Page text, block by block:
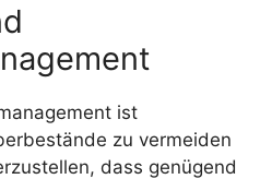
ist
zu vermeiden
dass genügend